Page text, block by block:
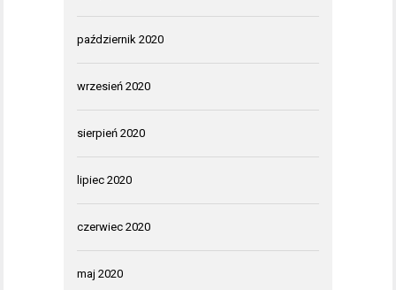
październik 2020
wrzesień 2020
sierpień 2020
lipiec 2020
czerwiec 2020
maj 2020